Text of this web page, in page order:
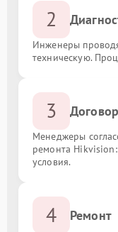
2
Инженеры
техническую.
3 Договор
Менеджеры
ремонта Hikvision:
условия.
4 Ремонт